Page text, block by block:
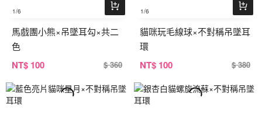
1/6
馬戲團小熊×吊墜耳勾×共二
色
NT$ 100 $ 360
1/6
貓咪玩毛線球×不對稱吊墜耳
環
NT$ 100 $ 380